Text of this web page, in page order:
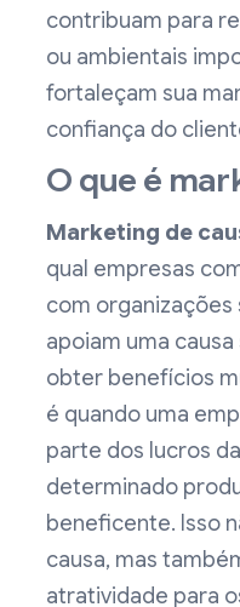
contribuam para
ou ambientais
fortaleçam sua
confiança do
O que é
Marketing de
qual empresas
com organizações
apoiam uma
obter benefícios
é quando uma
parte dos lucros
determinado
beneficente. Isso
causa, mas
atratividade para